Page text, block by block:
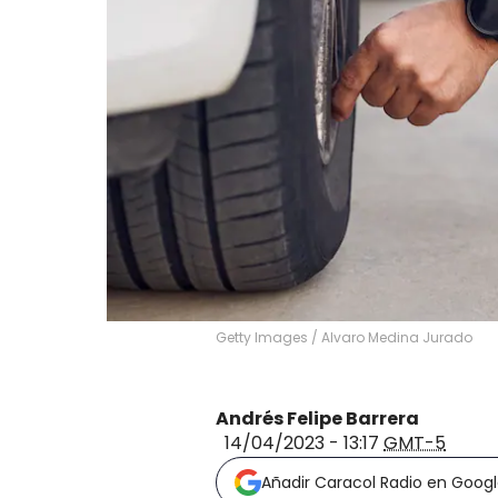
Getty Images / Alvaro Medina Jurado
Andrés Felipe Barrera
14/04/2023 - 13:17 GMT-5
Añadir Caracol Radio en